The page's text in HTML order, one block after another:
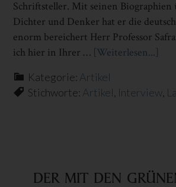
Schriftsteller. Mit seinen Biographien
Dichter und Denker hat er die
enorm bereichert Herr Professor
ich hier in Ihrer … [Weiterlesen...]
EIN
Kategorie: Artikel
Stichworte: Artikel, Interview,
DER MIT DEN